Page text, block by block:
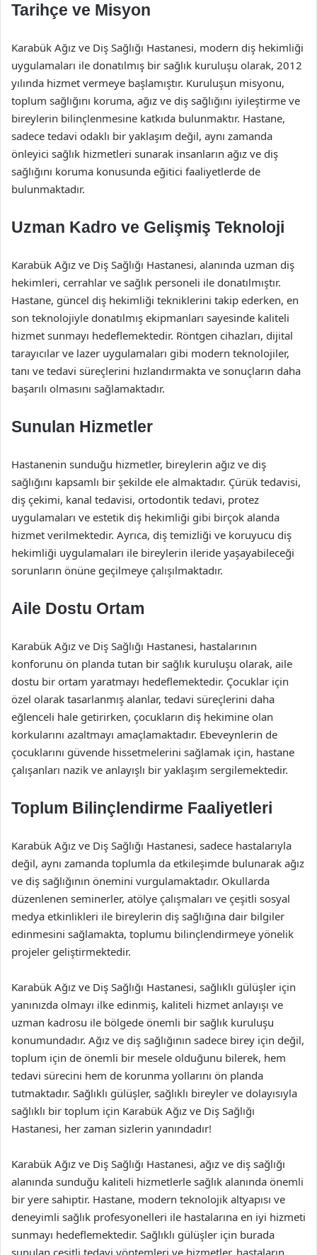
Tarihçe ve Misyon
Karabük Ağız ve Diş Sağlığı Hastanesi, modern diş hekimliği
uygulamaları ile donatılmış bir sağlık kuruluşu olarak, 2012
yılında hizmet vermeye başlamıştır. Kuruluşun misyonu,
toplum sağlığını koruma, ağız ve diş sağlığını iyileştirme ve
bireylerin bilinçlenmesine katkıda bulunmaktır. Hastane,
sadece tedavi odaklı bir yaklaşım değil, aynı zamanda
önleyici sağlık hizmetleri sunarak insanların ağız ve diş
sağlığını koruma konusunda eğitici faaliyetlerde de
bulunmaktadır.
Uzman Kadro ve Gelişmiş Teknoloji
Karabük Ağız ve Diş Sağlığı Hastanesi, alanında uzman diş
hekimleri, cerrahlar ve sağlık personeli ile donatılmıştır.
Hastane, güncel diş hekimliği tekniklerini takip ederken, en
son teknolojiyle donatılmış ekipmanları sayesinde kaliteli
hizmet sunmayı hedeflemektedir. Röntgen cihazları, dijital
tarayıcılar ve lazer uygulamaları gibi modern teknolojiler,
tanı ve tedavi süreçlerini hızlandırmakta ve sonuçların daha
başarılı olmasını sağlamaktadır.
Sunulan Hizmetler
Hastanenin sunduğu hizmetler, bireylerin ağız ve diş
sağlığını kapsamlı bir şekilde ele almaktadır. Çürük tedavisi,
diş çekimi, kanal tedavisi, ortodontik tedavi, protez
uygulamaları ve estetik diş hekimliği gibi birçok alanda
hizmet verilmektedir. Ayrıca, diş temizliği ve koruyucu diş
hekimliği uygulamaları ile bireylerin ileride yaşayabileceği
sorunların önüne geçilmeye çalışılmaktadır.
Aile Dostu Ortam
Karabük Ağız ve Diş Sağlığı Hastanesi, hastalarının
konforunu ön planda tutan bir sağlık kuruluşu olarak, aile
dostu bir ortam yaratmayı hedeflemektedir. Çocuklar için
özel olarak tasarlanmış alanlar, tedavi süreçlerini daha
eğlenceli hale getirirken, çocukların diş hekimine olan
korkularını azaltmayı amaçlamaktadır. Ebeveynlerin de
çocuklarını güvende hissetmelerini sağlamak için, hastane
çalışanları nazik ve anlayışlı bir yaklaşım sergilemektedir.
Toplum Bilinçlendirme Faaliyetleri
Karabük Ağız ve Diş Sağlığı Hastanesi, sadece hastalarıyla
değil, aynı zamanda toplumla da etkileşimde bulunarak ağız
ve diş sağlığının önemini vurgulamaktadır. Okullarda
düzenlenen seminerler, atölye çalışmaları ve çeşitli sosyal
medya etkinlikleri ile bireylerin diş sağlığına dair bilgiler
edinmesini sağlamakta, toplumu bilinçlendirmeye yönelik
projeler geliştirmektedir.
Karabük Ağız ve Diş Sağlığı Hastanesi, sağlıklı gülüşler için
yanınızda olmayı ilke edinmiş, kaliteli hizmet anlayışı ve
uzman kadrosu ile bölgede önemli bir sağlık kuruluşu
konumundadır. Ağız ve diş sağlığının sadece birey için değil,
toplum için de önemli bir mesele olduğunu bilerek, hem
tedavi sürecini hem de korunma yollarını ön planda
tutmaktadır. Sağlıklı gülüşler, sağlıklı bireyler ve dolayısıyla
sağlıklı bir toplum için Karabük Ağız ve Diş Sağlığı
Hastanesi, her zaman sizlerin yanındadır!
Karabük Ağız ve Diş Sağlığı Hastanesi, ağız ve diş sağlığı
alanında sunduğu kaliteli hizmetlerle sağlık alanında önemli
bir yere sahiptir. Hastane, modern teknolojik altyapısı ve
deneyimli sağlık profesyonelleri ile hastalarına en iyi hizmeti
sunmayı hedeflemektedir. Sağlıklı gülüşler için burada
sunulan çeşitli tedavi yöntemleri ve hizmetler, hastaların